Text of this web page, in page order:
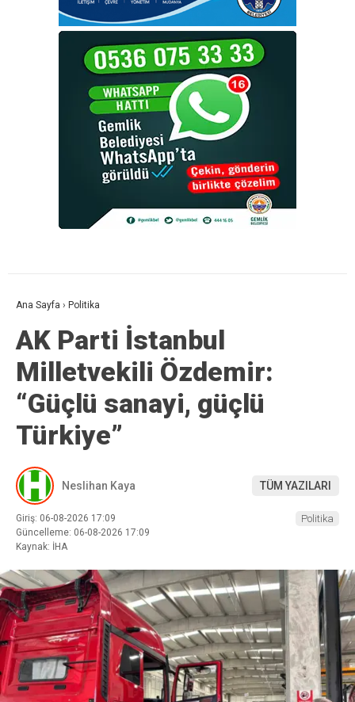
Ana Sayfa › Politika
AK Parti İstanbul
Milletvekili Özdemir:
“Güçlü sanayi, güçlü
Türkiye”
Neslihan Kaya TÜM YAZILARI
Giriş: 06-08-2026 17:09
Güncelleme: 06-08-2026 17:09
Kaynak: İHA
Politika